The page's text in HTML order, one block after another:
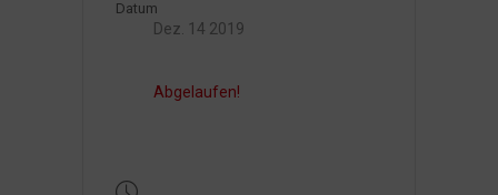
Datum
Dez. 14 2019
Abgelaufen!